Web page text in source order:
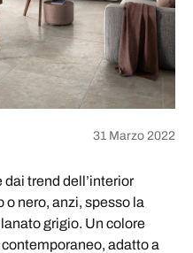
31 Marzo 2022
trend dell’interior
o nero, anzi, spesso la
grigio. Un colore
adatto a